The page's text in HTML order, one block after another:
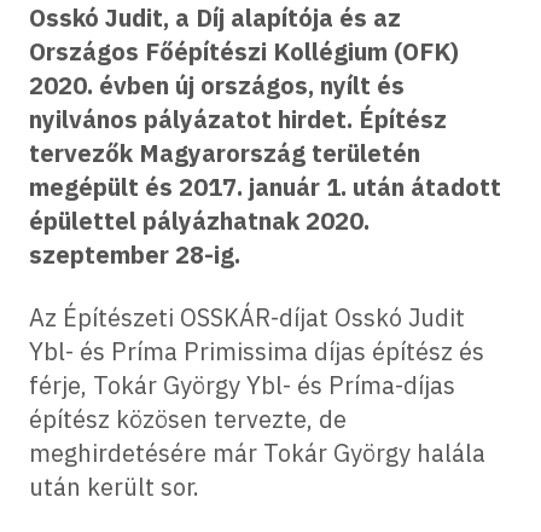
Osskó Judit, a Díj alapítója és az
Országos Főépítészi Kollégium (OFK)
2020. évben új országos, nyílt és
nyilvános pályázatot hirdet. Építész
tervezők Magyarország területén
megépült és 2017. január 1. után átadott
épülettel pályázhatnak 2020.
szeptember 28-ig.
Az Építészeti OSSKÁR-díjat Osskó Judit
Ybl- és Príma Primissima díjas építész és
férje, Tokár György Ybl- és Príma-díjas
építész közösen tervezte, de
meghirdetésére már Tokár György halála
után került sor.